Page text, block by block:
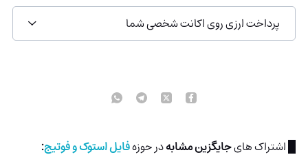
پرداخت ارزی روی اکانت شخصی شما
█ اشتراک هایجایگزین مشابهدر حوزهفایل استوک و فوتیج: